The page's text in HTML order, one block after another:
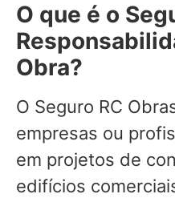
O que é o
Obra?
O Seguro RC
empresas ou
em projetos de
edifícios